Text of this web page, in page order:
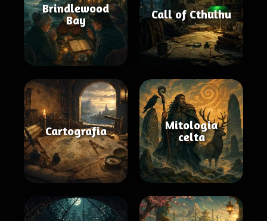
Brindlewood
Bay
Call of Cthulhu
Cartografia
Mitologia
celta